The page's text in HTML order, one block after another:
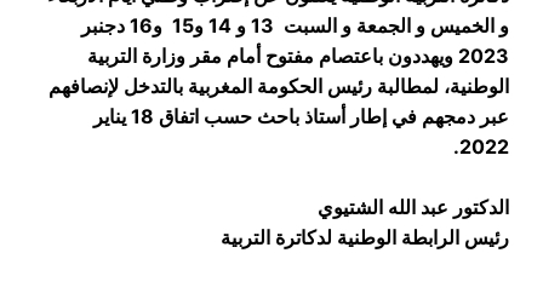
و الخميس و الجمعة و السبت 13 و 14 و15 و16 دجنبر
2023 ويهددون باعتصام مفتوح أمام مقر وزارة التربية
الوطنية، لمطالبة رئيس الحكومة المغربية بالتدخل لإنصافهم
عبر دمجهم في إطار أستاذ باحث حسب اتفاق 18 يناير
2022.
الدكتور عبد الله الشتيوي
رئيس الرابطة الوطنية لدكاترة التربية